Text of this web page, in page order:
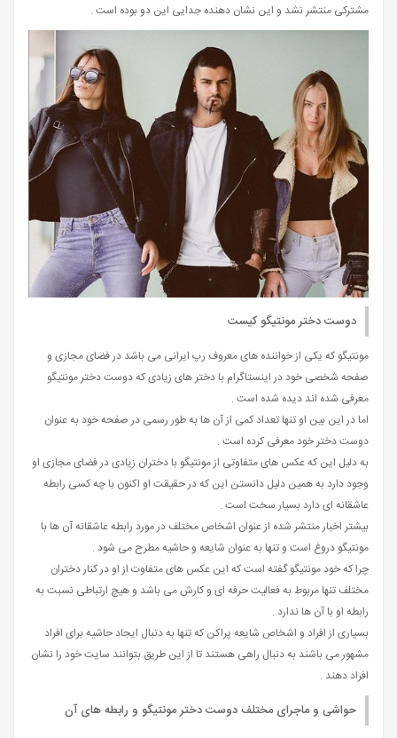
مشترکی منتشر نشد و این نشان دهنده جدایی این دو بوده است .
دوست دختر مونتیگو کیست
مونتیگو که یکی از خواننده های معروف رپ ایرانی می باشد در فضای مجازی و
صفحه شخصی خود در اینستاگرام با دختر های زیادی که دوست دختر مونتیگو
معرفی شده اند دیده شده است .
اما در این بین او تنها تعداد کمی از آن ها به طور رسمی در صفحه خود به عنوان
دوست دختر خود معرفی کرده است .
به دلیل این که عکس های متفاوتی از مونتیگو با دختران زیادی در فضای مجازی او
وجود دارد به همین دلیل دانستن این که در حقیقت او اکنون با چه کسی رابطه
عاشقانه ای دارد بسیار سخت است .
بیشتر اخبار منتشر شده از عنوان اشخاص مختلف در مورد رابطه عاشقانه آن ها با
مونتیگو دروغ است و تنها به عنوان شایعه و حاشیه مطرح می شود .
چرا که خود مونتیگو گفته است که این عکس های متفاوت از او در کنار دختران
مختلف تنها مربوط به فعالیت حرفه‌ ای و کارش می باشد و هیچ ارتباطی نسبت به
رابطه او با آن ها ندارد .
بسیاری از افراد و اشخاص شایعه پراکن که تنها به دنبال ایجاد حاشیه برای افراد
مشهور می باشند به دنبال راهی هستند تا از این طریق بتوانند سایت خود را نشان
افراد دهند .
حواشی و ماجرای مختلف دوست دختر مونتیگو و رابطه های آن